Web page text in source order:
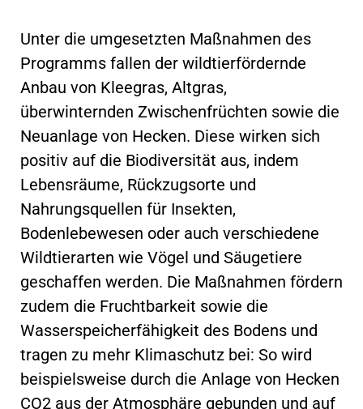
Unter die umgesetzten Maßnahmen des
Programms fallen der wildtierfördernde
Anbau von Kleegras, Altgras,
überwinternden Zwischenfrüchten sowie die
Neuanlage von Hecken. Diese wirken sich
positiv auf die Biodiversität aus, indem
Lebensräume, Rückzugsorte und
Nahrungsquellen für Insekten,
Bodenlebewesen oder auch verschiedene
Wildtierarten wie Vögel und Säugetiere
geschaffen werden. Die Maßnahmen fördern
zudem die Fruchtbarkeit sowie die
Wasserspeicherfähigkeit des Bodens und
tragen zu mehr Klimaschutz bei: So wird
beispielsweise durch die Anlage von Hecken
CO2 aus der Atmosphäre gebunden und auf